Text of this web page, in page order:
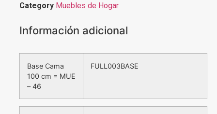
Category Muebles de Hogar
Información adicional
Base Cama
100 cm = MUE
– 46
FULL003BASE